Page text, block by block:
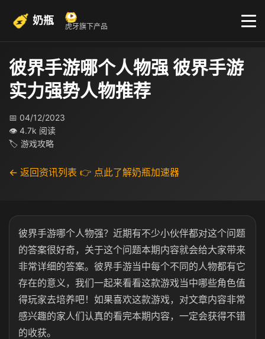
奶瓶 虎牙旗下产品
彼界手游哪个人物强 彼界手游
实力强势人物推荐
📅 04/12/2023
👁 4.7k 阅读
🏷 游戏攻略
← 返回资讯列表 👉 点此了解奶瓶加速器
彼界手游哪个人物强？近期有不少小伙伴都对这个问题
的答案很好奇，关于这个问题本期内容就会给大家带来
非常详细的答案。彼界手游当中每个不同的人物都有它
存在的意义，我们一起来看看这款游戏当中哪些角色值
得玩家去培养吧！如果喜欢这款游戏，对文章内容非常
感兴趣的家人们认真的看完本期内容，一定会获得不错
的收获。